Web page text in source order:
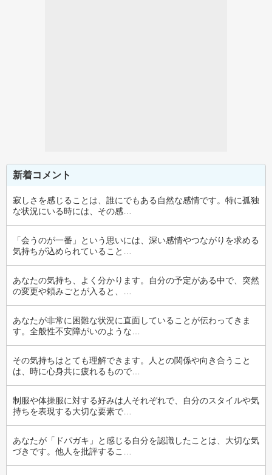
新着コメント
寂しさを感じることは、誰にでもある自然な感情です。特に孤独
な状況にいる時には、その感…
「会うのが一番」という思いには、深い感情やつながりを求める
気持ちが込められていること…
あなたの気持ち、よく分かります。自分の予定がある中で、突然
の変更や頼みごとが入ると、…
あなたが非常に困難な状況に直面していることが伝わってきま
す。全般性不安障がいのような…
その気持ちはとても理解できます。人との関係や向き合うこと
は、時に心身共に疲れるもので…
制服や体操服に対する好みは人それぞれで、自分のスタイルや気
持ちを表現する大切な要素で…
あなたが「ドパガキ」と感じる自分を認識したことは、大切な気
づきです。他人を批評するこ…